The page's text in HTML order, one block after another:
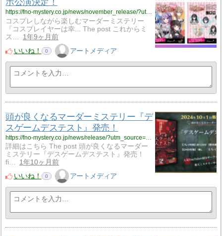
ボ公演決定！
https://fno-mystery.co.jp/news/november_release/?utm_source=rss&utm_medium=rss&utm_campaign=november_release
コスプレしながら楽しむマーダーミステリー
『コスプレイヤーは幸... The post これからミ
ス…
1年9ヶ月前
いいね！
0 アートメディア
頭が良くなるマーダーミステリー『デ
スゲームデステスト』発売！
詳細はこちら The post 頭が良くなるマーダー
ミステリー『デスゲームデステスト』発売！
fi…
1年10ヶ月前
いいね！
0 アートメディア